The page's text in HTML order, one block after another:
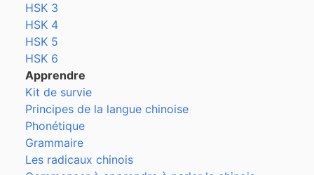
HSK 3
HSK 4
HSK 5
HSK 6
Apprendre
Kit de survie
Principes de la langue chinoise
Phonétique
Grammaire
Les radicaux chinois